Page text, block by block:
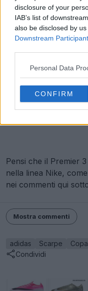
disclosure of your
IAB’s list of
also be disclosed by
Downstream
Personal Data
CONFIRM
Pensi che il Premier
nella linea Nike,
nei commenti qui
Mostra commenti
adidas Scarpe
Condividi